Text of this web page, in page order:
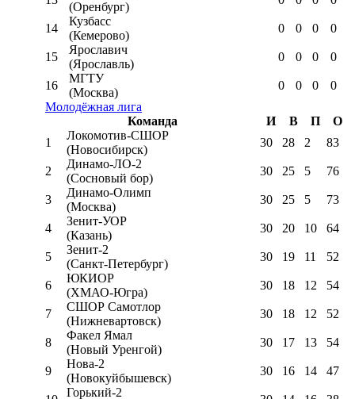
(Оренбург)
14
Кузбасс
(Кемерово)
0 0 0 0
15
Ярославич
(Ярославль)
0 0 0 0
16
МГТУ
(Москва)
0 0 0
0
Молодёжная лига
Команда
И В П
О
1
Локомотив-CШОР
(Новосибирск)
30 28 2 83
2
Динамо-ЛО-2
(Сосновый бор)
30 25 5 76
3
Динамо-Олимп
(Москва)
30 25 5 73
4
Зенит-УОР
(Казань)
30 20 10 64
5
Зенит-2
(Санкт-Петербург)
30 19 11 52
6
ЮКИОР
(ХМАО-Югра)
30 18 12 54
7
СШОР Самотлор
(Нижневартовск)
30 18 12 52
8
Факел Ямал
(Новый Уренгой)
30 17 13 54
9
Нова-2
(Новокуйбышевск)
30 16 14 47
Горький-2